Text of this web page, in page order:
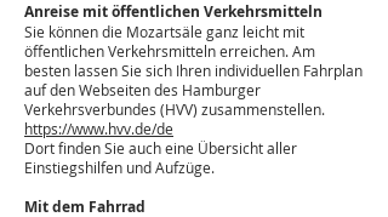
Anreise mit öffentlichen Verkehrsmitteln
Sie können die Mozartsäle ganz leicht mit
öffentlichen Verkehrsmitteln erreichen. Am
besten lassen Sie sich Ihren individuellen Fahrplan
auf den Webseiten des Hamburger
Verkehrsverbundes (HVV) zusammenstellen.
https://www.hvv.de/de
Dort finden Sie auch eine Übersicht aller
Einstiegshilfen und Aufzüge.
Mit dem Fahrrad